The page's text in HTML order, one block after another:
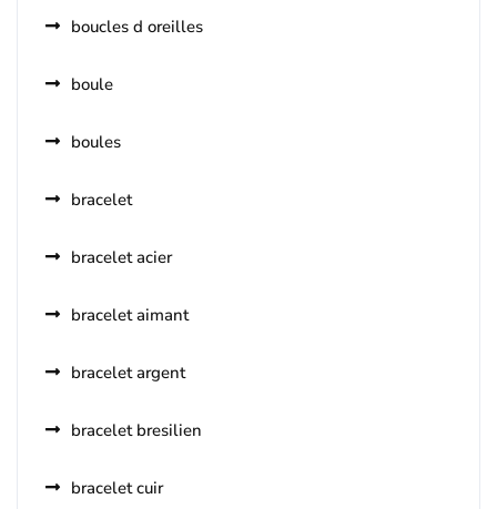
boucles d oreilles
boule
boules
bracelet
bracelet acier
bracelet aimant
bracelet argent
bracelet bresilien
bracelet cuir